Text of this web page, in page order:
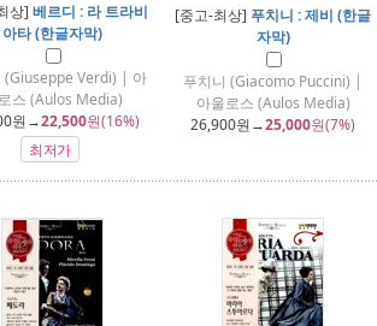
상] 베르디 : 라 트라비
아타 (한글자막)
(Giuseppe Verdi) | 아
스 (Aulos Media)
원→22,500원(16%)
최저가
[중고-최상] 푸치니 : 제비 (한글
자막)
푸치니 (Giacomo Puccini) |
아울로스 (Aulos Media)
26,900원→25,000원(7%)